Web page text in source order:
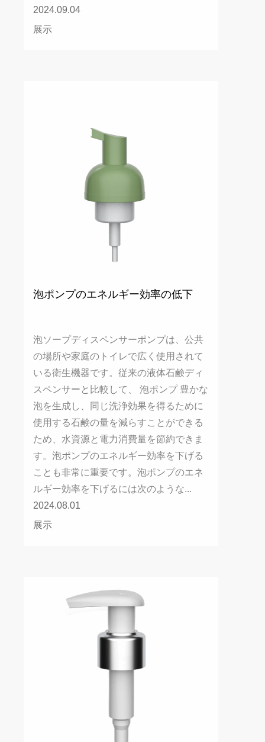
2024.09.04
展示
泡ポンプのエネルギー効率の低下
泡ソープディスペンサーポンプは、公共
の場所や家庭のトイレで広く使用されて
いる衛生機器です。従来の液体石鹸ディ
スペンサーと比較して、 泡ポンプ 豊かな
泡を生成し、同じ洗浄効果を得るために
使用する石鹸の量を減らすことができる
ため、水資源と電力消費量を節約できま
す。泡ポンプのエネルギー効率を下げる
ことも非常に重要です。泡ポンプのエネ
ルギー効率を下げるには次のような...
2024.08.01
展示